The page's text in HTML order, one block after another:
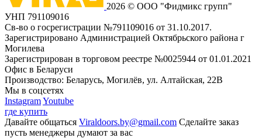
2026 © ООО "Фидмикс групп"
УНП 791109016
Св-во о госрегистрации №791109016 от 31.10.2017.
Зарегистрировано Администрацией Октябрьского района г
Могилева
Зарегистрирован в торговом реестре №0025944 от 01.01.2021
Офис в Беларуси
Производство: Беларусь, Могилёв, ул. Алтайская, 22В
Мы в соцсетях
InstagramYoutube
где купить
Давайте общаться Viraldoors.by@gmail.com Сделайте заказ
пусть менеджеры думают за вас